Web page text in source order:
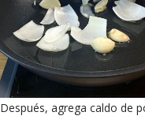
Después, agrega caldo de